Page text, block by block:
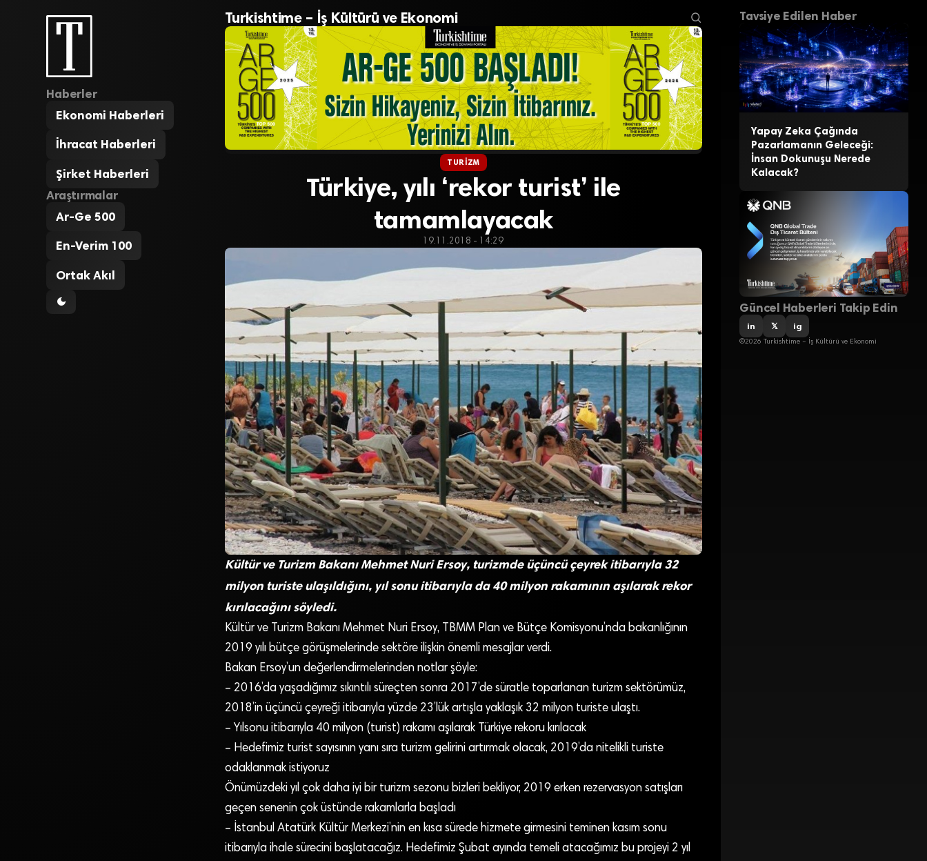
Haberler
Ekonomi Haberleri
İhracat Haberleri
Şirket Haberleri
Araştırmalar
Ar-Ge 500
En-Verim 100
Ortak Akıl
Turkishtime – İş Kültürü ve Ekonomi
TURIZM
Türkiye, yılı ‘rekor turist’ ile
tamamlayacak
19.11.2018 - 14:29
Kültür ve Turizm Bakanı Mehmet Nuri Ersoy, turizmde üçüncü çeyrek itibarıyla 32
milyon turiste ulaşıldığını, yıl sonu itibarıyla da 40 milyon rakamının aşılarak rekor
kırılacağını söyledi.
Kültür ve Turizm Bakanı Mehmet Nuri Ersoy, TBMM Plan ve Bütçe Komisyonu’nda bakanlığının
2019 yılı bütçe görüşmelerinde sektöre ilişkin önemli mesajlar verdi.
Bakan Ersoy’un değerlendirmelerinden notlar şöyle:
– 2016’da yaşadığımız sıkıntılı süreçten sonra 2017’de süratle toparlanan turizm sektörümüz,
2018’in üçüncü çeyreği itibarıyla yüzde 23’lük artışla yaklaşık 32 milyon turiste ulaştı.
– Yılsonu itibarıyla 40 milyon (turist) rakamı aşılarak Türkiye rekoru kırılacak
– Hedefimiz turist sayısının yanı sıra turizm gelirini artırmak olacak, 2019’da nitelikli turiste
odaklanmak istiyoruz
Önümüzdeki yıl çok daha iyi bir turizm sezonu bizleri bekliyor, 2019 erken rezervasyon satışları
geçen senenin çok üstünde rakamlarla başladı
– İstanbul Atatürk Kültür Merkezi’nin en kısa sürede hizmete girmesini teminen kasım sonu
itibarıyla ihale sürecini başlatacağız. Hedefimiz Şubat ayında temeli atacağımız bu projeyi 2 yıl
Tavsiye Edilen Haber
Yapay Zeka Çağında
Pazarlamanın Geleceği:
İnsan Dokunuşu Nerede
Kalacak?
Güncel Haberleri Takip Edin
in 𝕏 ig
©2026 Turkishtime – İş Kültürü ve Ekonomi